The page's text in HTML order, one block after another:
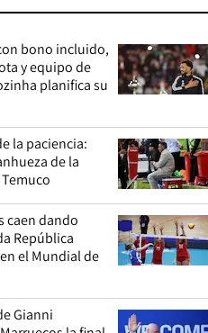
bono incluido,
y equipo de
planifica su
la paciencia:
de la
caen dando
República
el Mundial de
Gianni